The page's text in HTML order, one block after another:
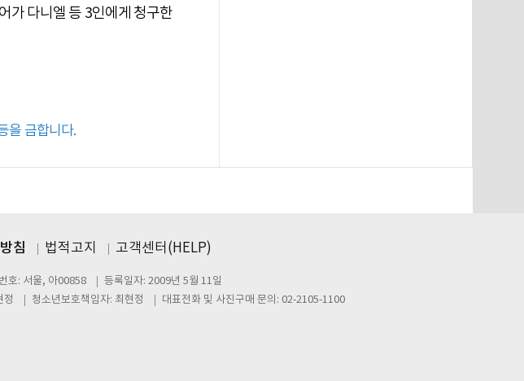
가 다니엘 등 3인에게 청구한
을 금합니다.
침 법적고지 고객센터(HELP)
호: 서울, 아00858
등록일자: 2009년 5월 11일
정 청소년보호책임자: 최현정 대표전화 및 사진구매 문의: 02-2105-1100